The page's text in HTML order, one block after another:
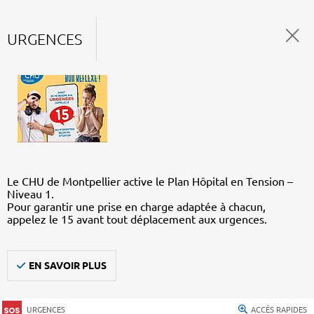
URGENCES
Le CHU de Montpellier active le Plan Hôpital en Tension –
Niveau 1.
Pour garantir une prise en charge adaptée à chacun,
appelez le 15 avant tout déplacement aux urgences.
EN SAVOIR PLUS
URGENCES ACCÈS RAPIDES